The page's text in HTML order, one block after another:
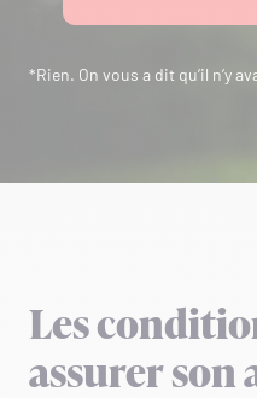
*Rien. On vous a dit qu’il n’y
Les
assurer son